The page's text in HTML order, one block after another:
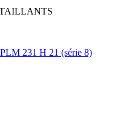
231 H 21 (série 8)